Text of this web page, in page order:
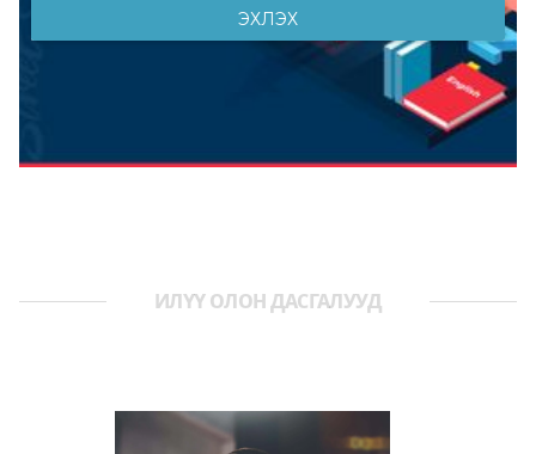
ИЛҮҮ ОЛОН ДАСГАЛУУД